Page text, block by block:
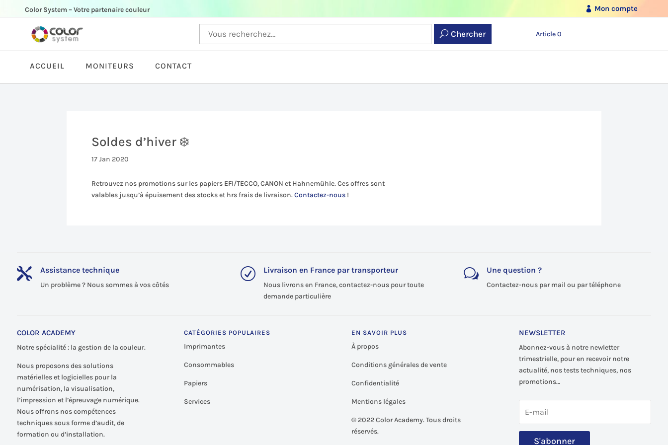
Color System – Votre partenaire couleur Mon compte
Chercher Article 0
ACCUEIL MONITEURS CONTACT
Soldes d’hiver ❄️
17 Jan 2020
Retrouvez nos promotions sur les papiers EFI/TECCO, CANON et Hahnemühle. Ces offres sont
valables jusqu’à épuisement des stocks et hrs frais de livraison.Contactez-nous !
 Assistance technique
Un problème ? Nous sommes à vos côtés
R Livraison en France par transporteur
Nous livrons en France, contactez-nous pour toute
demande particulière
w Une question ?
Contactez-nous par mail ou par téléphone
COLOR ACADEMY
Notre spécialité : la gestion de la couleur.
Nous proposons des solutions
matérielles et logicielles pour la
numérisation, la visualisation,
l’impression et l’épreuvage numérique.
Nous offrons nos compétences
techniques sous forme d’audit, de
formation ou d’installation.
CATÉGORIES POPULAIRES
Imprimantes
Consommables
Papiers
Services
EN SAVOIR PLUS
À propos
Conditions générales de vente
Confidentialité
Mentions légales
© 2022 Color Academy. Tous droits
réservés.
NEWSLETTER
Abonnez-vous à notre newletter
trimestrielle, pour en recevoir notre
actualité, nos tests techniques, nos
promotions…
S'abonner